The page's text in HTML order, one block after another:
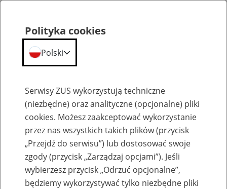
Przepraszamy,
podana strona nie została znaleziona.
Błąd 404
Polityka cookies
Polski
Serwisy ZUS wykorzystują techniczne
(niezbędne) oraz analityczne (opcjonalne) pliki
cookies. Możesz zaakceptować wykorzystanie
przez nas wszystkich takich plików (przycisk
„Przejdź do serwisu”) lub dostosować swoje
zgody (przycisk „Zarządzaj opcjami”). Jeśli
wybierzesz przycisk „Odrzuć opcjonalne”,
będziemy wykorzystywać tylko niezbędne pliki